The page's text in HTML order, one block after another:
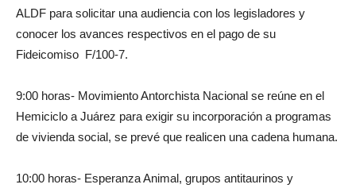
ALDF para solicitar una audiencia con los legisladores y
conocer los avances respectivos en el pago de su
Fideicomiso F/100-7.
9:00 horas- Movimiento Antorchista Nacional se reúne en el
Hemiciclo a Juárez para exigir su incorporación a programas
de vivienda social, se prevé que realicen una cadena humana.
10:00 horas- Esperanza Animal, grupos antitaurinos y